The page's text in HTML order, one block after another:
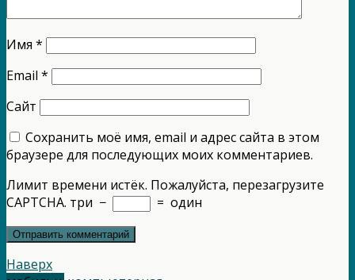
Имя *
Email *
Сайт
Сохранить моё имя, email и адрес сайта в этом
браузере для последующих моих комментариев.
Лимит времени истёк. Пожалуйста, перезагрузите
CAPTCHA. три − = один
Наверх